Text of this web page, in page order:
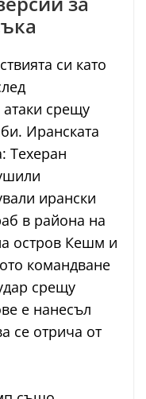
си като
срещу
Иранската
Техеран
ирански
в района на
остров Кешм и
командване
срещу
е нанесъл
се отрича от